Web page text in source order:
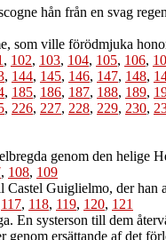
hån från en svag
som ville förödmjuka
, 102, 103, 104, 105, 106,
, 144, 145, 146, 147, 148,
, 185, 186, 187, 188, 189,
, 226, 227, 228, 229, 230,
genom den helige
, 108, 109
Guiglielmo, der han
117, 118, 119, 120, 121
En systerson till dem
ersättande af det